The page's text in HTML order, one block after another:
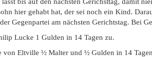
hier gehabt hat, der sei noch ein Kind.
Gegenpartei am nächsten Gerichtstag. Bei
Lucke 1 Gulden in 14 Tagen zu.
von Eltville ½ Malter und ½ Gulden in 14